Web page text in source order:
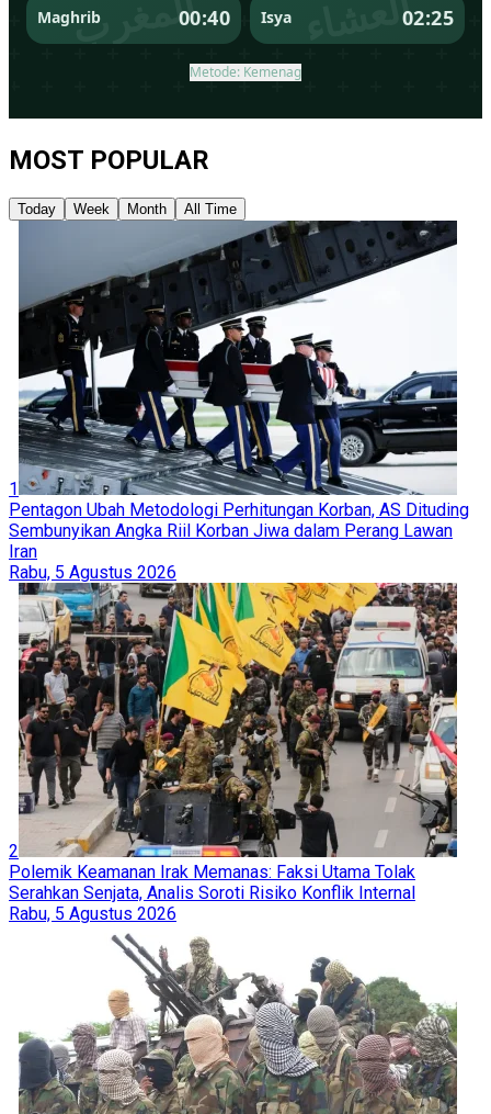
MOST POPULAR
Today Week Month All Time
1
Pentagon Ubah Metodologi Perhitungan Korban, AS Dituding
Sembunyikan Angka Riil Korban Jiwa dalam Perang Lawan
Iran
Rabu, 5 Agustus 2026
2
Polemik Keamanan Irak Memanas: Faksi Utama Tolak
Serahkan Senjata, Analis Soroti Risiko Konflik Internal
Rabu, 5 Agustus 2026